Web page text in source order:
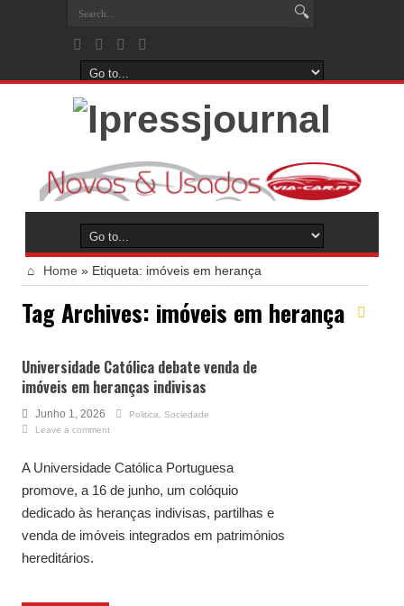
Home » Etiqueta: imóveis em herança
Tag Archives: imóveis em herança
Universidade Católica debate venda de
imóveis em heranças indivisas
Junho 1, 2026 Politica
Sociedade
Leave a comment
A Universidade Católica Portuguesa
promove, a 16 de junho, um colóquio
dedicado às heranças indivisas, partilhas e
venda de imóveis integrados em patrimónios
hereditários.